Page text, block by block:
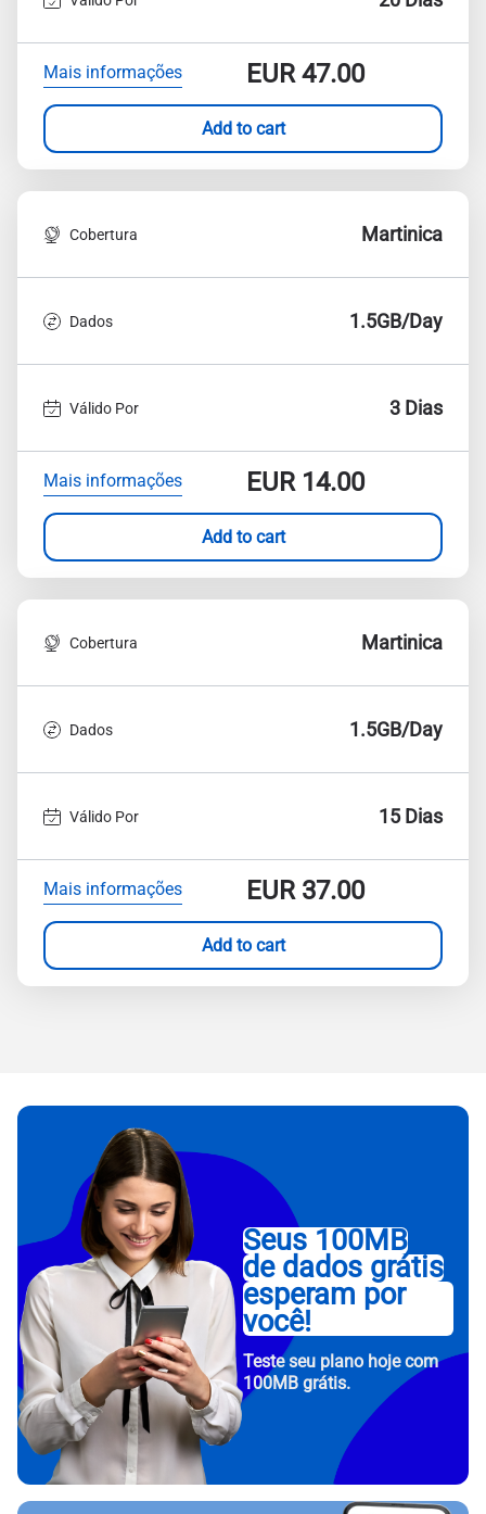
Mais informações EUR47.00
Add to cart
Cobertura Martinica
Dados 1.5GB/Day
Válido Por 3 Dias
Mais informações EUR14.00
Add to cart
Cobertura Martinica
Dados 1.5GB/Day
Válido Por 15 Dias
Mais informações EUR37.00
Add to cart
Seus 100MB
de dados grátis
esperam por
você!
Teste seu plano hoje com
100MB grátis.